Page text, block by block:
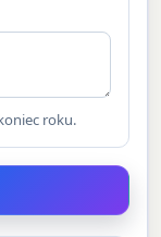
roku.